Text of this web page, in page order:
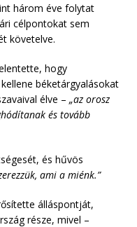
három éve folytat
célpontokat sem
követelve.
hogy
béketárgyalásokat
élve – „az orosz
és tovább
és hűvös
ami a miénk.”
álláspontját,
része, mivel –